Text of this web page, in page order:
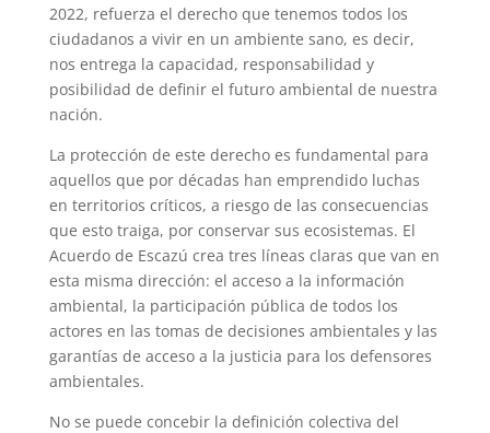
2022, refuerza el derecho que tenemos todos los
ciudadanos a vivir en un ambiente sano, es decir,
nos entrega la capacidad, responsabilidad y
posibilidad de definir el futuro ambiental de nuestra
nación.
La protección de este derecho es fundamental para
aquellos que por décadas han emprendido luchas
en territorios críticos, a riesgo de las consecuencias
que esto traiga, por conservar sus ecosistemas. El
Acuerdo de Escazú crea tres líneas claras que van en
esta misma dirección: el acceso a la información
ambiental, la participación pública de todos los
actores en las tomas de decisiones ambientales y las
garantías de acceso a la justicia para los defensores
ambientales.
No se puede concebir la definición colectiva del